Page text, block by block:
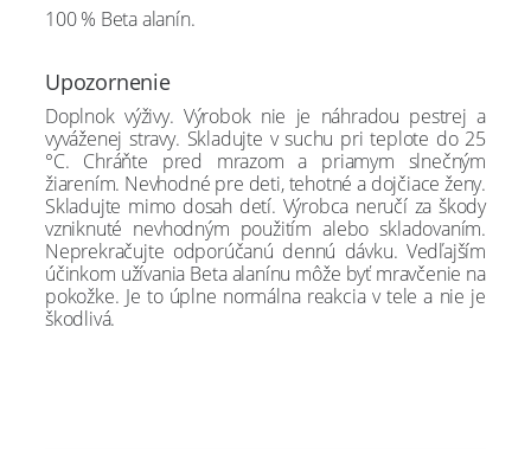
100 % Beta alanín.
Upozornenie
Doplnok výživy. Výrobok nie je náhradou pestrej a
vyváženej stravy. Skladujte v suchu pri teplote do 25
°C. Chráňte pred mrazom a priamym slnečným
žiarením. Nevhodné pre deti, tehotné a dojčiace ženy.
Skladujte mimo dosah detí. Výrobca neručí za škody
vzniknuté nevhodným použitím alebo skladovaním.
Neprekračujte odporúčanú dennú dávku. Vedľajším
účinkom užívania Beta alanínu môže byť mravčenie na
pokožke. Je to úplne normálna reakcia v tele a nie je
škodlivá.